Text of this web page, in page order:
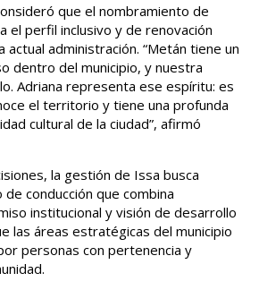
que el nombramiento de
el perfil inclusivo y de renovación
actual administración. “Metán tiene un
dentro del municipio, y nuestra
Adriana representa ese espíritu: es
el territorio y tiene una profunda
cultural de la ciudad”, afirmó
la gestión de Issa busca
conducción que combina
institucional y visión de desarrollo
las áreas estratégicas del municipio
personas con pertenencia y